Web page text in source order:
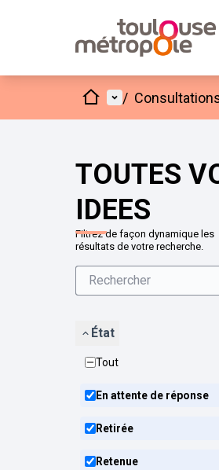
AccueilMenu principal
/
TOUTES
IDEES
Filtrez de façon dynamique les
résultats de votre recherche.
État
Tout
En attente de réponse
Retirée
Retenue